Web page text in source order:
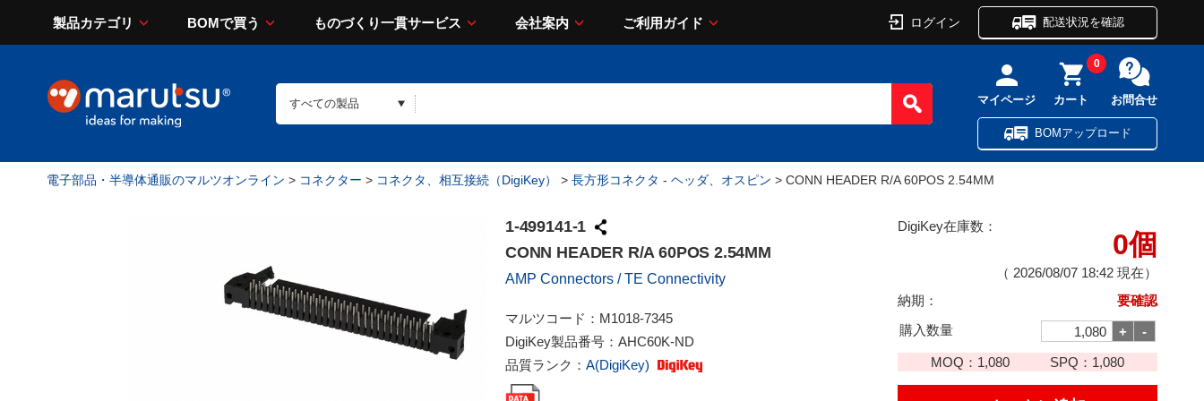
製品カテゴリ BOMで買う ものづくり一貫サービス 会社案内 ご利用ガイド ログイン 配送状況を確認
マイページ カート
0
お問合せ
BOMアップロード
電子部品・半導体通販のマルツオンライン > コネクター > コネクタ、相互接続（DigiKey） > 長方形コネクタ - ヘッダ、オスピン > CONN HEADER R/A 60POS 2.54MM
1-499141-1
CONN HEADER R/A 60POS 2.54MM
AMP Connectors / TE Connectivity
マルツコード： M1018-7345
DigiKey製品番号： AHC60K-ND
品質ランク： A(DigiKey)
DigiKey在庫数：
0個
（ 2026/08/07 18:42 現在）
納期：
要確認
購入数量
MOQ： 1,080 SPQ： 1,080